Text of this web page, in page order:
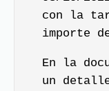
con la
importe
En la
un